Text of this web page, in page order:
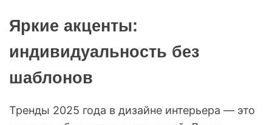
Яркие акценты:
индивидуальность без
шаблонов
Тренды 2025 года в дизайне интерьера — это